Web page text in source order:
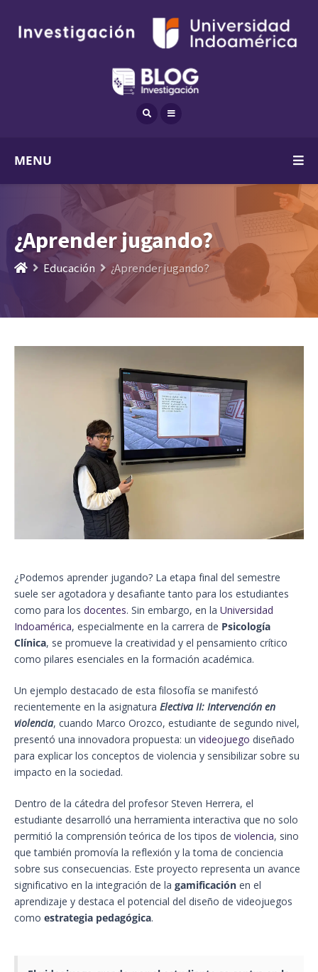
MENU
¿Aprender jugando?
Educación ¿Aprender jugando?
¿Podemos aprender jugando? La etapa final del semestre
suele ser agotadora y desafiante tanto para los estudiantes
como para los docentes. Sin embargo, en la Universidad
Indoamérica, especialmente en la carrera de Psicología
Clínica, se promueve la creatividad y el pensamiento crítico
como pilares esenciales en la formación académica.
Un ejemplo destacado de esta filosofía se manifestó
recientemente en la asignatura Electiva II: Intervención en
violencia, cuando Marco Orozco, estudiante de segundo nivel,
presentó una innovadora propuesta: un videojuego diseñado
para explicar los conceptos de violencia y sensibilizar sobre su
impacto en la sociedad.
Dentro de la cátedra del profesor Steven Herrera, el
estudiante desarrolló una herramienta interactiva que no solo
permitió la comprensión teórica de los tipos de violencia, sino
que también promovía la reflexión y la toma de conciencia
sobre sus consecuencias. Este proyecto representa un avance
significativo en la integración de la gamificación en el
aprendizaje y destaca el potencial del diseño de videojuegos
como estrategia pedagógica.